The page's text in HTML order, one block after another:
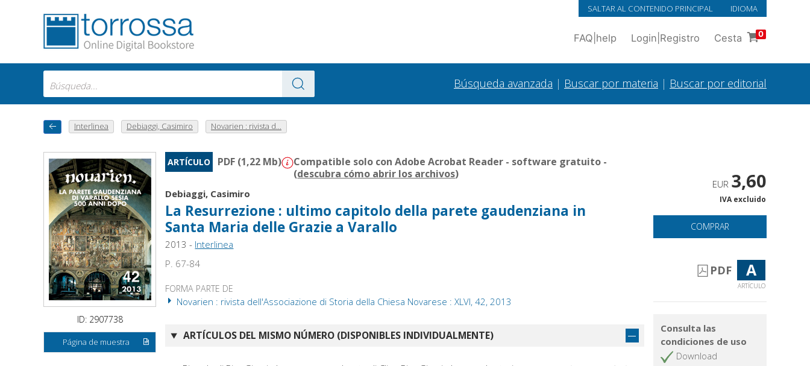
SALTAR AL CONTENIDO PRINCIPAL IDIOMA
FAQ help Login Registro Cesta 0
Búsqueda avanzada | Buscar por materia | Buscar por editorial
Interlinea Debiaggi, Casimiro Novarien : rivista d...
ID: 2907738
Página de muestra
ARTÍCULO PDF (1,22 Mb)
Compatible solo con Adobe Acrobat Reader - software gratuito -
(descubra cómo abrir los archivos)
Debiaggi, Casimiro
La Resurrezione : ultimo capitolo della parete gaudenziana in
Santa Maria delle Grazie a Varallo
2013 - Interlinea
P. 67-84
FORMA PARTE DE
Novarien : rivista dell'Associazione di Storia della Chiesa Novarese : XLVI, 42, 2013
ARTÍCULOS DEL MISMO NÚMERO (DISPONIBLES INDIVIDUALMENTE)
EUR 3,60
IVA excluido
COMPRAR
PDF A
ARTÍCULO
Consulta las
condiciones de uso
Download